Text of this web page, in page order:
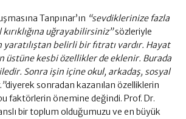
Tanpınar’ın “sevdiklerinize fazla
uğrayabilirsiniz”sözleriyle
yaratılıştan belirli bir fıtratı vardır. Hayat
üstüne kesbi özellikler de eklenir. Burada
Sonra işin içine okul, arkadaş, sosyal
diyerek sonradan kazanılan özelliklerin
faktörlerin önemine değindi. Prof. Dr.
bir toplum olduğumuzu ve en büyük